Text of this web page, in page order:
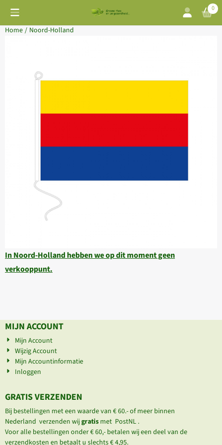
Cookievoorkeuren zijn momenteel gesloten. 0
Home / Noord-Holland
In Noord-Holland hebben we op dit moment geen
verkooppunt.
MIJN ACCOUNT
Mijn Account
Wijzig Account
Mijn Accountinformatie
Inloggen
GRATIS VERZENDEN
Bij bestellingen met een waarde van € 60.- of meer binnen
Nederland verzenden wijgratis met PostNL .
Voor alle bestellingen onder € 60,- betalen wij een deel van de
verzendkosten en betaalt u slechts € 4,95.